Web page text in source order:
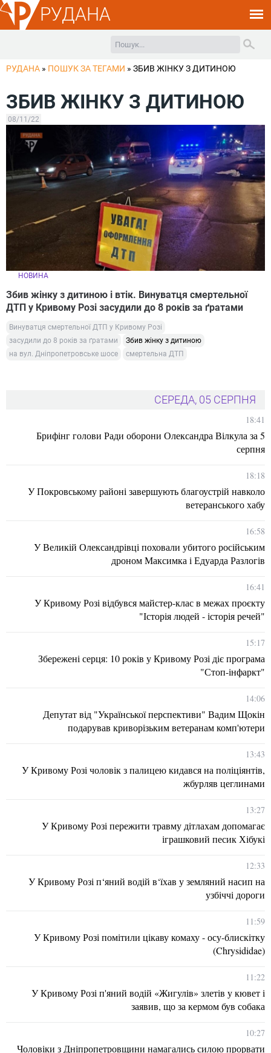
РУДАНА
РУДАНА » ПОШУК ЗА ТЕГАМИ » ЗБИВ ЖІНКУ З ДИТИНОЮ
ЗБИВ ЖІНКУ З ДИТИНОЮ
08/11/22
НОВИНА
Збив жінку з дитиною і втік. Винуватця смертельної
ДТП у Кривому Розі засудили до 8 років за ґратами
Винуватця смертельної ДТП у Кривому Розі
засудили до 8 років за ґратами
Збив жінку з дитиною
на вул. Дніпропетровське шосе
смертельна ДТП
СЕРЕДА, 05 СЕРПНЯ
18:41
Брифінг голови Ради оборони Олександра Вілкула за 5
серпня
18:18
У Покровському районі завершують благоустрій навколо
ветеранського хабу
16:58
У Великій Олександрівці поховали убитого російським
дроном Максимка і Едуарда Разлогів
16:41
У Кривому Розі відбувся майстер-клас в межах проєкту
"Історія людей - історія речей"
15:17
Збережені серця: 10 років у Кривому Розі діє програма
"Стоп-інфаркт"
14:06
Депутат від "Української перспективи" Вадим Щокін
подарував криворізьким ветеранам комп'ютери
13:43
У Кривому Розі чоловік з палицею кидався на поліціянтів,
жбурляв цеглинами
13:27
У Кривому Розі пережити травму дітлахам допомагає
іграшковий песик Хібукі
12:33
У Кривому Розі п‘яний водій в‘їхав у земляний насип на
узбіччі дороги
11:59
У Кривому Розі помітили цікаву комаху - осу-блискітку
(Chrysididae)
11:22
У Кривому Розі п'яний водій «Жигулів» злетів у кювет і
заявив, що за кермом був собака
10:27
Чоловіки з Дніпропетровщини намагались силою прорвати